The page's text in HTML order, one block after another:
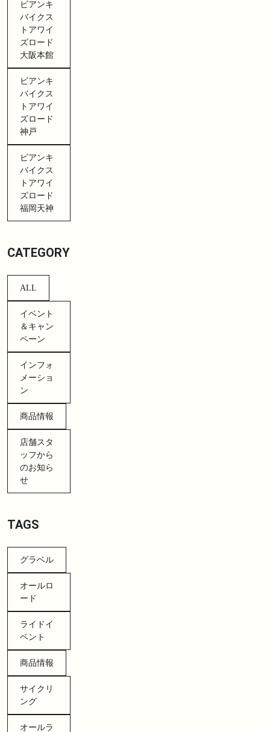
ビアンキ
バイクス
トアワイ
ズロード
大阪本館
ビアンキ
バイクス
トアワイ
ズロード
神戸
ビアンキ
バイクス
トアワイ
ズロード
福岡天神
CATEGORY
ALL
イベント
＆キャン
ペーン
インフォ
メーショ
ン
商品情報
店舗スタ
ッフから
のお知ら
せ
TAGS
グラベル
オールロ
ード
ライドイ
ベント
商品情報
サイクリ
ング
オールラ